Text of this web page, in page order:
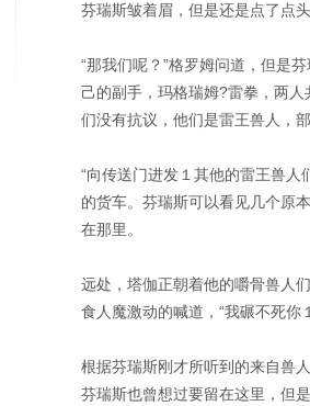
芬瑞斯皱着眉，但是还是点了点
“那我们呢？”格罗姆问道，但是
己的副手，玛格瑞姆?雷拳，两
们没有抗议，他们是雷王兽人，
“向传送门进发１其他的雷王兽
的货车。芬瑞斯可以看见几个原
在那里。
远处，塔伽正朝着他的嚼骨兽人
食人魔激动的喊道，“我碾不死你１
根据芬瑞斯刚才所听到的来自兽
芬瑞斯也曾想过要留在这里，但